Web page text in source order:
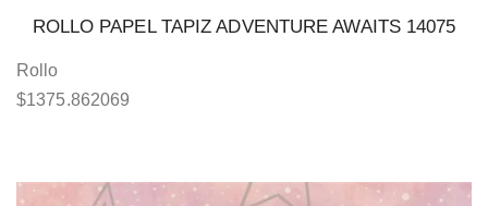
ROLLO PAPEL TAPIZ ADVENTURE AWAITS 14075
Rollo
$1375.862069